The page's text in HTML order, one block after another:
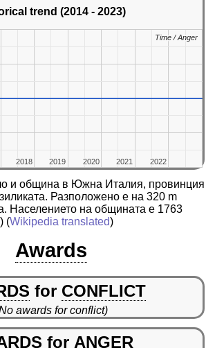
trend (2014 - 2023)
2018
2018 2019
2019 2020
2020 2021
2021 2022
2022
Time / Anger
Time / Anger
и община в Южна Италия, провинция
Разположено е на 320 m
Населението на общината е 1763
) (Wikipedia translated)
Awards
for CONFLICT
awards for conflict)
for ANGER